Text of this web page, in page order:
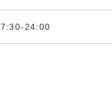
7:30-24:00